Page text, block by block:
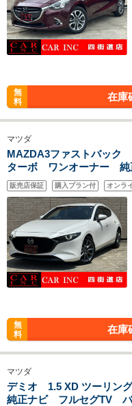
無
料
在庫
マツダ
MAZDA3ファストバック
ターボ ワンオーナー
ルーズコントロール パド
イ 衝突被害軽減ブレー
ヘッドライト 純正アルミ
販売店保証 購入プラン付 オンラ
無
料
在庫
マツダ
デミオ 1.5 XD ツーリン
純正ナビ フルセグTV